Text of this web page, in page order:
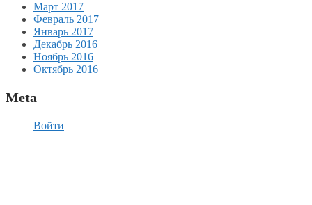
Март 2017
Февраль 2017
Январь 2017
Декабрь 2016
Ноябрь 2016
Октябрь 2016
Meta
Войти